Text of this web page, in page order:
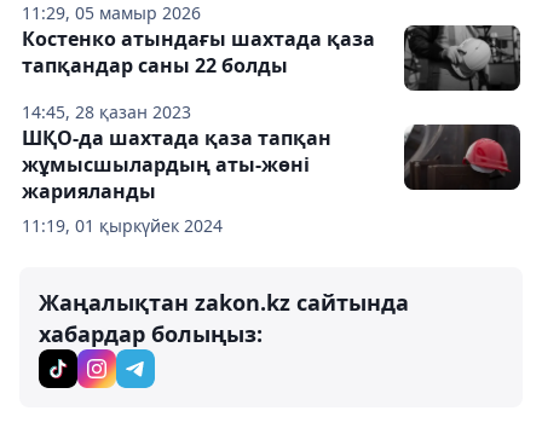
11:29, 05 мамыр 2026
14:45, 28 қазан 2023
Костенко атындағы шахтада қаза
тапқандар саны 22 болды
11:19, 01 қыркүйек 2024
ШҚО-да шахтада қаза тапқан
жұмысшылардың аты-жөні
жарияланды
Жаңалықтан zakon.kz сайтында
хабардар болыңыз: